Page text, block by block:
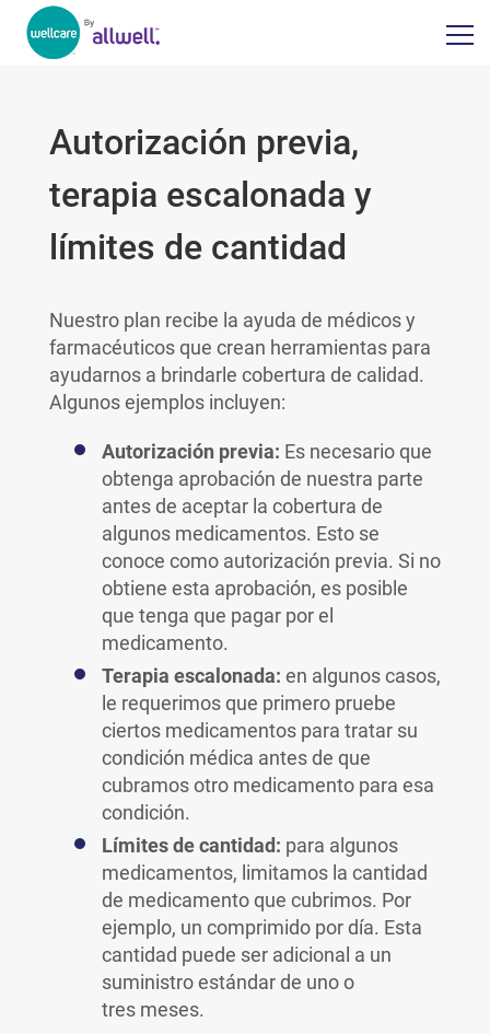
Autorización previa,
terapia escalonada y
límites de cantidad
Nuestro plan recibe la ayuda de médicos y
farmacéuticos que crean herramientas para
ayudarnos a brindarle cobertura de calidad.
Algunos ejemplos incluyen:
Autorización previa: Es necesario que
obtenga aprobación de nuestra parte
antes de aceptar la cobertura de
algunos medicamentos. Esto se
conoce como autorización previa. Si no
obtiene esta aprobación, es posible
que tenga que pagar por el
medicamento.
Terapia escalonada: en algunos casos,
le requerimos que primero pruebe
ciertos medicamentos para tratar su
condición médica antes de que
cubramos otro medicamento para esa
condición.
Límites de cantidad: para algunos
medicamentos, limitamos la cantidad
de medicamento que cubrimos. Por
ejemplo, un comprimido por día. Esta
cantidad puede ser adicional a un
suministro estándar de uno o
tres meses.